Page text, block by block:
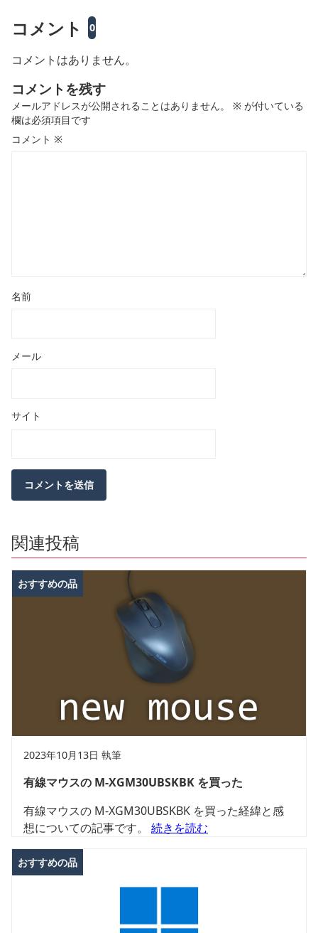
コメント 0
コメントはありません。
コメントを残す
メールアドレスが公開されることはありません。 ※ が付いている
欄は必須項目です
コメント ※
名前
メール
サイト
関連投稿
おすすめの品
2023年10月13日 執筆
有線マウスの M-XGM30UBSKBK を買った
有線マウスの M-XGM30UBSKBK を買った経緯と感
想についての記事です。 続きを読む
おすすめの品